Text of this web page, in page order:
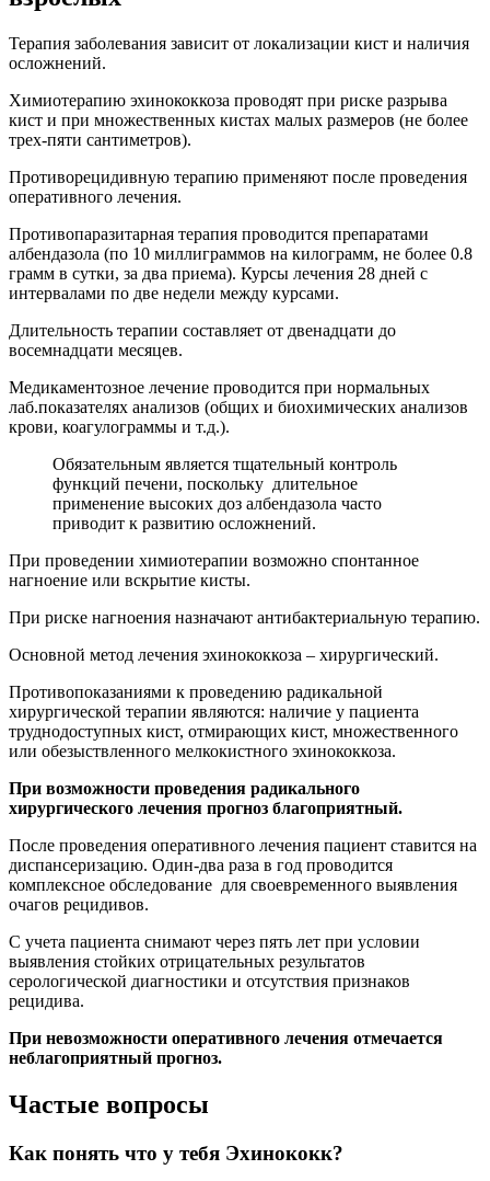
Терапия заболевания зависит от локализации кист и наличия
осложнений.
Химиотерапию эхинококкоза проводят при риске разрыва
кист и при множественных кистах малых размеров (не более
трех-пяти сантиметров).
Противорецидивную терапию применяют после проведения
оперативного лечения.
Противопаразитарная терапия проводится препаратами
албендазола (по 10 миллиграммов на килограмм, не более 0.8
грамм в сутки, за два приема). Курсы лечения 28 дней с
интервалами по две недели между курсами.
Длительность терапии составляет от двенадцати до
восемнадцати месяцев.
Медикаментозное лечение проводится при нормальных
лаб.показателях анализов (общих и биохимических анализов
крови, коагулограммы и т.д.).
Обязательным является тщательный контроль
функций печени, поскольку длительное
применение высоких доз албендазола часто
приводит к развитию осложнений.
При проведении химиотерапии возможно спонтанное
нагноение или вскрытие кисты.
При риске нагноения назначают антибактериальную терапию.
Основной метод лечения эхинококкоза – хирургический.
Противопоказаниями к проведению радикальной
хирургической терапии являются: наличие у пациента
труднодоступных кист, отмирающих кист, множественного
или обезыствленного мелкокистного эхинококкоза.
При возможности проведения радикального
хирургического лечения прогноз благоприятный.
После проведения оперативного лечения пациент ставится на
диспансеризацию. Один-два раза в год проводится
комплексное обследование для своевременного выявления
очагов рецидивов.
С учета пациента снимают через пять лет при условии
выявления стойких отрицательных результатов
серологической диагностики и отсутствия признаков
рецидива.
При невозможности оперативного лечения отмечается
неблагоприятный прогноз.
Частые вопросы
Как понять что у тебя Эхинококк?